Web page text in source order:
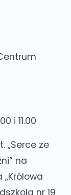
i 11.00
„Serce ze
na
nr 19